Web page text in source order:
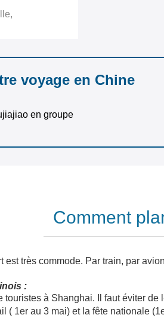
voyage en Chine
en groupe
Comment
est très commode. Par train, par
:
à Shanghai. Il faut éviter
( 1er au 3 mai) et la fête nationale